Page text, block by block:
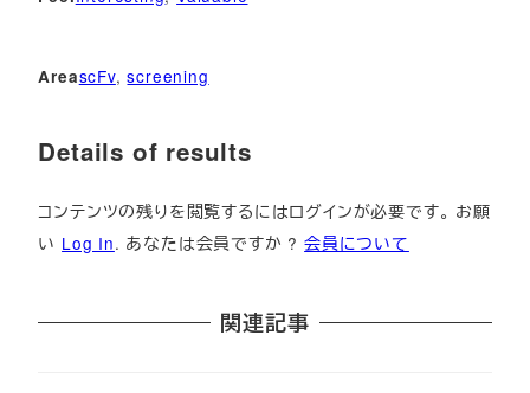
AreascFv, screening
Details of results
コンテンツの残りを閲覧するにはログインが必要です。 お願
い Log In. あなたは会員ですか ?会員について
関連記事